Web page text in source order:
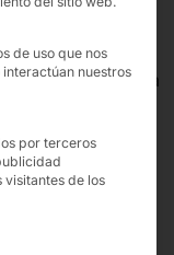
DE QUIOSCO
es la cadena
servicio al
mejor
sucursales se
de uso que nos
nuestros
por terceros
visitantes de los